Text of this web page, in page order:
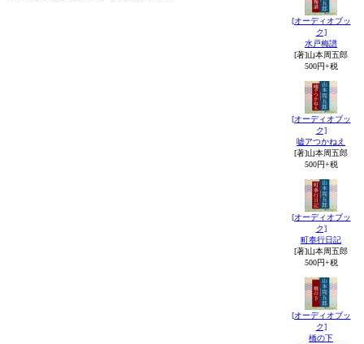
[オーディオブッ
ク]
水戸梅譜
[著]山本周五郎
500円+税
[オーディオブッ
ク]
嘘アつかねえ
[著]山本周五郎
500円+税
[オーディオブッ
ク]
町奉行日記
[著]山本周五郎
500円+税
[オーディオブッ
ク]
橋の下